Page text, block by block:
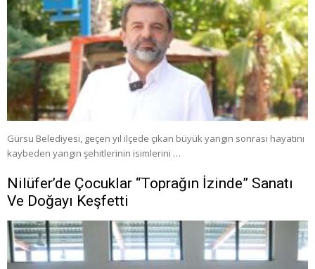
Gürsu Belediyesi, geçen yıl ilçede çıkan büyük yangın sonrası hayatını
kaybeden yangın şehitlerinin isimlerini …
Nilüfer’de Çocuklar “Toprağın İzinde” Sanatı
Ve Doğayı Keşfetti